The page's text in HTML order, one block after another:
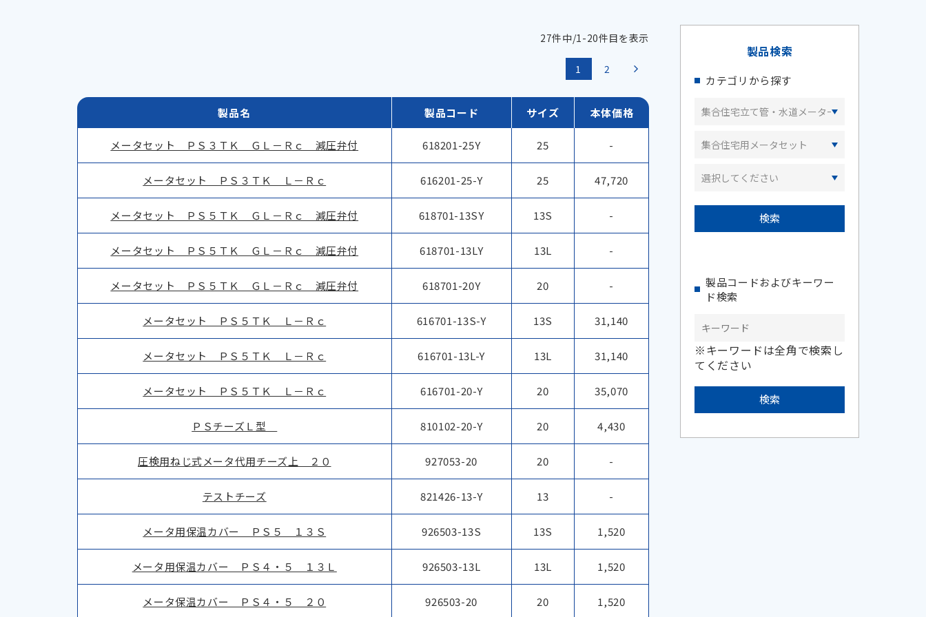
27件中/1-20件目を表示
1 2
メータセット ＰＳ３ＴＫ ＧＬ－Ｒｃ 減圧弁付 618201-25Y 25 -
メータセット ＰＳ３ＴＫ Ｌ－Ｒｃ 616201-25-Y 25 47,720
メータセット ＰＳ５ＴＫ ＧＬ－Ｒｃ 減圧弁付 618701-13SY 13S -
メータセット ＰＳ５ＴＫ ＧＬ－Ｒｃ 減圧弁付 618701-13LY 13L -
メータセット ＰＳ５ＴＫ ＧＬ－Ｒｃ 減圧弁付 618701-20Y 20 -
メータセット ＰＳ５ＴＫ Ｌ－Ｒｃ 616701-13S-Y 13S 31,140
メータセット ＰＳ５ＴＫ Ｌ－Ｒｃ 616701-13L-Y 13L 31,140
メータセット ＰＳ５ＴＫ Ｌ－Ｒｃ 616701-20-Y 20 35,070
ＰＳチーズＬ型 810102-20-Y 20 4,430
圧検用ねじ式メータ代用チーズ上 ２０ 927053-20 20 -
テストチーズ 821426-13-Y 13 -
メータ用保温カバー ＰＳ５ １３Ｓ 926503-13S 13S 1,520
メータ用保温カバー ＰＳ４・５ １３Ｌ 926503-13L 13L 1,520
メータ保温カバー ＰＳ４・５ ２０ 926503-20 20 1,520
製品検索
カテゴリから探す
製品コードおよびキーワー
ド検索
※キーワードは全角で検索し
てください